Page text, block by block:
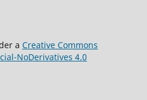
a Creative Commons
NoDerivatives 4.0